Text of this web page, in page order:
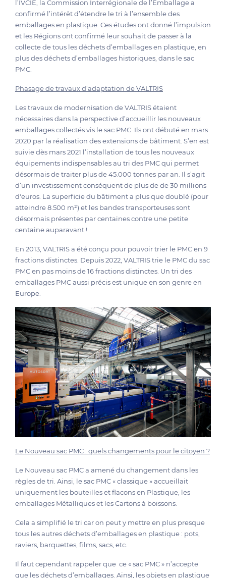
l’IVCIE, la Commission Interrégionale de l’Emballage a
confirmé l’intérêt d’étendre le tri à l’ensemble des
emballages en plastique. Ces études ont donné l’impulsion
et les Régions ont confirmé leur souhait de passer à la
collecte de tous les déchets d’emballages en plastique, en
plus des déchets d’emballages historiques, dans le sac
PMC.
Phasage de travaux d’adaptation de VALTRIS
Les travaux de modernisation de VALTRIS étaient
nécessaires dans la perspective d’accueillir les nouveaux
emballages collectés vis le sac PMC. Ils ont débuté en mars
2020 par la réalisation des extensions de bâtiment. S’en est
suivie dès mars 2021 l’installation de tous les nouveaux
équipements indispensables au tri des PMC qui permet
désormais de traiter plus de 45.000 tonnes par an. Il s’agit
d’un investissement conséquent de plus de de 30 millions
d'euros. La superficie du bâtiment a plus que doublé (pour
atteindre 8.500 m²) et les bandes transporteuses sont
désormais présentes par centaines contre une petite
centaine auparavant !
En 2013, VALTRIS a été conçu pour pouvoir trier le PMC en 9
fractions distinctes. Depuis 2022, VALTRIS trie le PMC du sac
PMC en pas moins de 16 fractions distinctes. Un tri des
emballages PMC aussi précis est unique en son genre en
Europe.
Le Nouveau sac PMC : quels changements pour le citoyen ?
Le Nouveau sac PMC a amené du changement dans les
règles de tri. Ainsi, le sac PMC « classique » accueillait
uniquement les bouteilles et flacons en Plastique, les
emballages Métalliques et les Cartons à boissons.
Cela a simplifié le tri car on peut y mettre en plus presque
tous les autres déchets d’emballages en plastique : pots,
raviers, barquettes, films, sacs, etc.
Il faut cependant rappeler que ce « sac PMC » n’accepte
que les déchetsd’emballages. Ainsi, les objets en plastique